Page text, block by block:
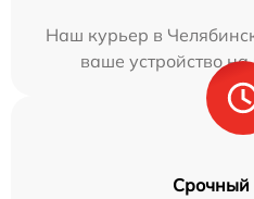
Наш курьер в
ваше устройство
Срочный